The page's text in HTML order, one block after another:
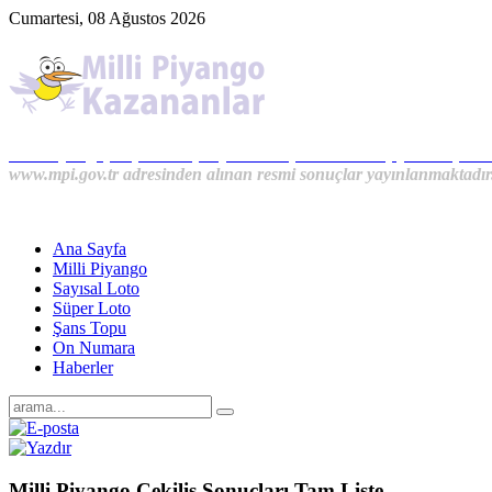
Cumartesi, 08 Ağustos 2026
www.mpi.gov.tr adresinden alınan resmi sonuçlar
Ana Sayfa
Milli Piyango
Sayısal Loto
Süper Loto
Şans Topu
On Numara
Haberler